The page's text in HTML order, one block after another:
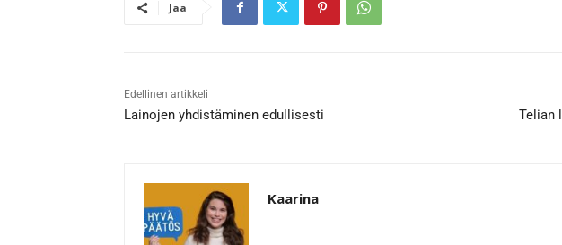
Jaa
Edellinen artikkeli
Lainojen yhdistäminen edullisesti Telian
Kaarina